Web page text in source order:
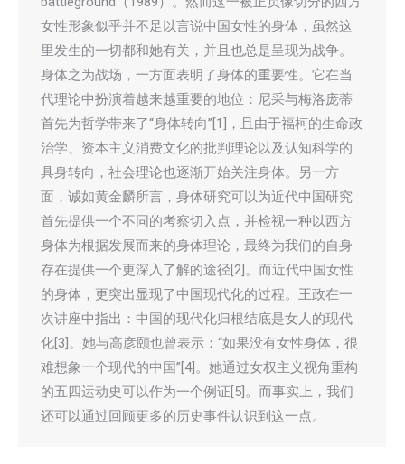
女性形象似乎并不足以言说中国女性的身体，虽然这
里发生的一切都和她有关，并且也总是呈现为战争。
身体之为战场，一方面表明了身体的重要性。它在当
代理论中扮演着越来越重要的地位：尼采与梅洛庞蒂
首先为哲学带来了“身体转向”[1]，且由于福柯的生命政
治学、资本主义消费文化的批判理论以及认知科学的
具身转向，社会理论也逐渐开始关注身体。另一方
面，诚如黄金麟所言，身体研究可以为近代中国研究
首先提供一个不同的考察切入点，并检视一种以西方
身体为根据发展而来的身体理论，最终为我们的自身
存在提供一个更深入了解的途径[2]。而近代中国女性
的身体，更突出显现了中国现代化的过程。王政在一
次讲座中指出：中国的现代化归根结底是女人的现代
化[3]。她与高彦颐也曾表示：“如果没有女性身体，很
难想象一个现代的中国”[4]。她通过女权主义视角重构
的五四运动史可以作为一个例证[5]。而事实上，我们
还可以通过回顾更多的历史事件认识到这一点。